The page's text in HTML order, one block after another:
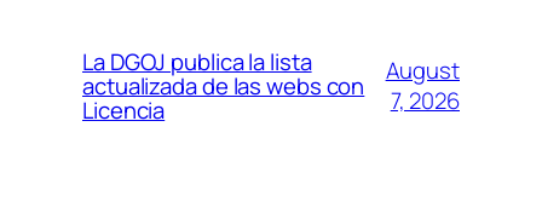
La DGOJ publica la lista
actualizada de las webs con
Licencia
August
7, 2026